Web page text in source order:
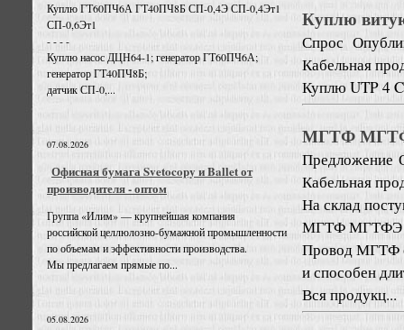
Куплю ГТ60ПЧ6А ГТ40ПЧ8Б СП-0,4Э СП-0,4Эт1
СП-0,6Эт1
- - - -
Куплю насос ДЦН64-1; генератор ГТ60ПЧ6А;
генератор ГТ40ПЧ8Б;
датчик СП-0,...
07.08.2026
Офисная бумага Svetocopy и Ballet от
производителя - оптом
Группа «Илим» — крупнейшая компания
российской целлюлозно-бумажной промышленности
по объемам и эффективности производства.
Мы предлагаем прямые по...
05.08.2026
Куплю
Спрос
Кабельная
Куплю UTP 4
МГТФ
Предложение
Кабельная
На склад
МГТФ МГТФЭ
Провод МГТФ
и способен
Вся продукц...